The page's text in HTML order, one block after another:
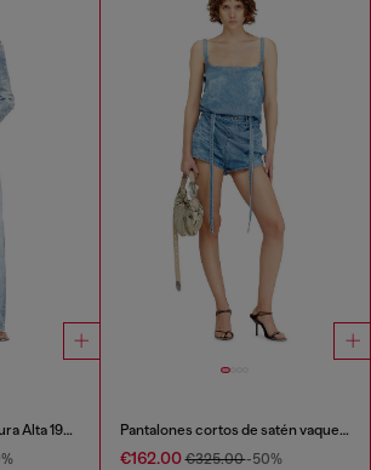
Vaqueros Regular Cintura Alta 1971 D-Sent Pantalones cortos de satén vaquero
€162.00€325.00-50%